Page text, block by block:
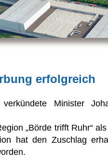
erfolgreich
Minister
„Börde trifft Ruhr“
hat den Zuschlag